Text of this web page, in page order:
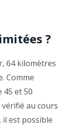
?
64 kilomètres
Comme
45 et 50
vérifié au cours
il est possible